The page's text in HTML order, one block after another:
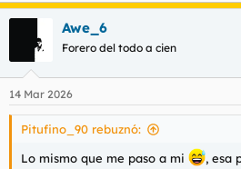
a
e
s
Awe_6
Forero del todo a cien
14 Mar 2026
Pitufino_90 rebuznó:
Lo mismo que me paso a mi
, esa